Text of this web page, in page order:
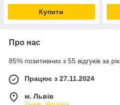
Купити
Про нас
85% позитивних з 55 відгуків за рік
Працює з 27.11.2024
м. Львів